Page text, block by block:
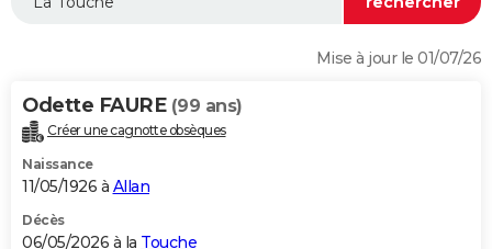
Alimentation
Guide de la santé
Maladies
Médicaments
Sommeil
VOYAGE
Destinations
City break
Voyage nature
Voyage de noces
Forum
Climat
+PHOTO
GUIDES D'ACHAT
Mise à jour le 01/07/26
Odette FAURE (99 ans)
Créer une cagnotte obsèques
Naissance
11/05/1926 à Allan
Décès
06/05/2026 à la Touche